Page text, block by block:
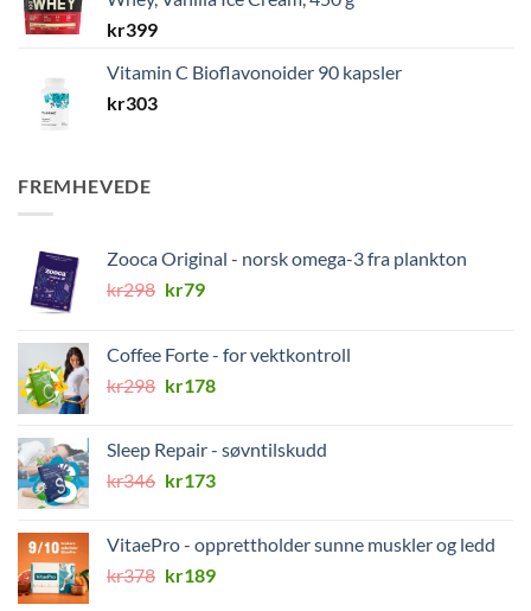
kr399
Vitamin C Bioflavonoider 90 kapsler
kr303
FREMHEVEDE
Zooca Original - norsk omega-3 fra plankton
kr298 Opprinnelig
kr298.
kr79Nåværende
kr79.
Coffee Forte - for vektkontroll
kr298 Opprinnelig
kr298.
kr178Nåværende
kr178.
Sleep Repair - søvntilskudd
kr346 Opprinnelig
kr346.
kr173Nåværende
kr173.
VitaePro - opprettholder sunne muskler og ledd
kr378 Opprinnelig
kr189Nåværende